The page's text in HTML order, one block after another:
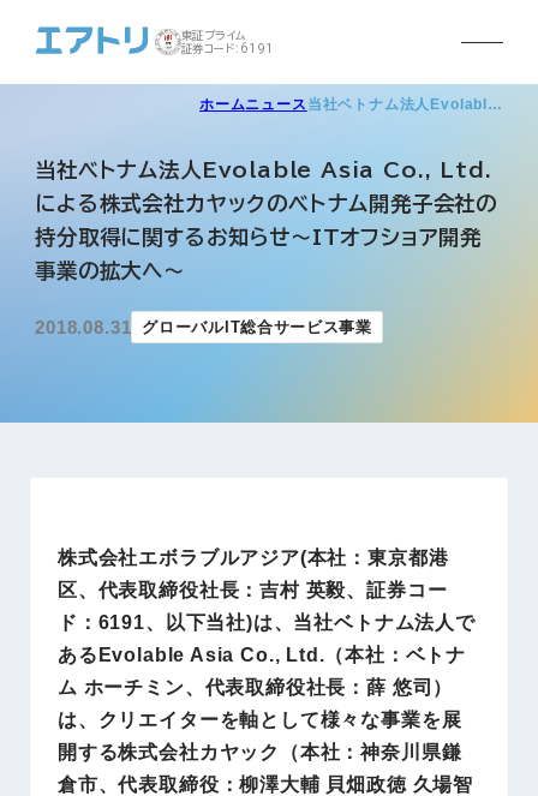
東証プライム
証券コード:6191
ホームニュース 当社ベトナム法人Evolabl…
当社ベトナム法人Evolable Asia Co., Ltd.
による株式会社カヤックのベトナム開発子会社の
持分取得に関するお知らせ～ITオフショア開発
事業の拡大へ～
2018.08.31 グローバルIT総合サービス事業
株式会社エボラブルアジア(本社：東京都港
区、代表取締役社長：吉村 英毅、証券コー
ド：6191、以下当社)は、当社ベトナム法人で
あるEvolable Asia Co., Ltd.（本社：ベトナ
ム ホーチミン、代表取締役社長：薛 悠司）
は、クリエイターを軸として様々な事業を展
開する株式会社カヤック（本社：神奈川県鎌
倉市、代表取締役：柳澤大輔 貝畑政徳 久場智